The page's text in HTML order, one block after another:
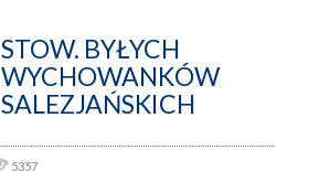
STOW. BYŁYCH
WYCHOWANKÓW
SALEZJAŃSKICH
5357